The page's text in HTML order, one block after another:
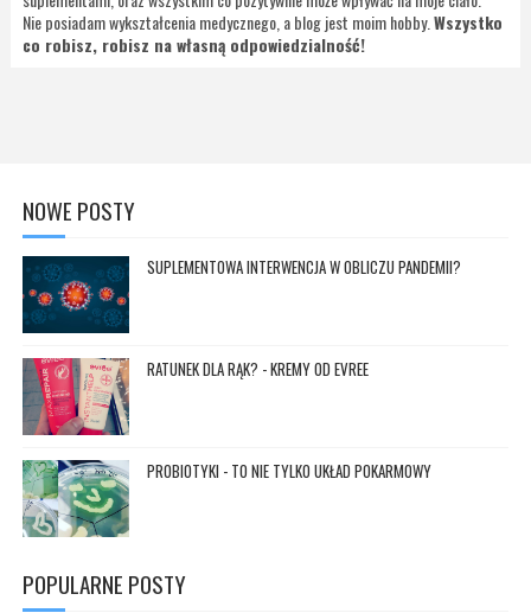
Nie posiadam wykształcenia medycznego, a blog jest moim hobby. Wszystko
co robisz, robisz na własną odpowiedzialność!
NOWE POSTY
SUPLEMENTOWA INTERWENCJA W OBLICZU PANDEMII?
RATUNEK DLA RĄK? - KREMY OD EVREE
PROBIOTYKI - TO NIE TYLKO UKŁAD POKARMOWY
POPULARNE POSTY